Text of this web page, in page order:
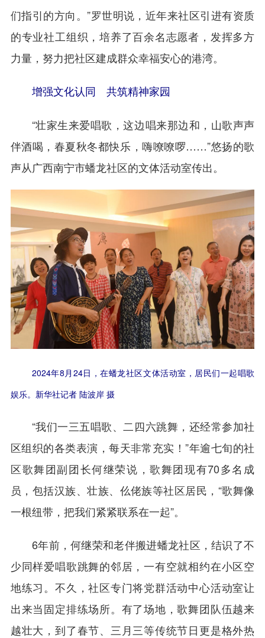
们指引的方向。”罗世明说，近年来社区引进有资质
的专业社工组织，培养了百余名志愿者，发挥多方
力量，努力把社区建成群众幸福安心的港湾。
增强文化认同 共筑精神家园
“壮家生来爱唱歌，这边唱来那边和，山歌声声
伴酒喝，春夏秋冬都快乐，嗨嘹嘹啰……”悠扬的歌
声从广西南宁市蟠龙社区的文体活动室传出。
2024年8月24日，在蟠龙社区文体活动室，居民们一起唱歌
娱乐。新华社记者 陆波岸 摄
“我们一三五唱歌、二四六跳舞，还经常参加社
区组织的各类表演，每天非常充实！”年逾七旬的社
区歌舞团副团长何继荣说，歌舞团现有70多名成
员，包括汉族、壮族、仫佬族等社区居民，“歌舞像
一根纽带，把我们紧紧联系在一起”。
6年前，何继荣和老伴搬进蟠龙社区，结识了不
少同样爱唱歌跳舞的邻居，一有空就相约在小区空
地练习。不久，社区专门将党群活动中心活动室让
出来当固定排练场所。有了场地，歌舞团队伍越来
越壮大，到了春节、三月三等传统节日更是格外热